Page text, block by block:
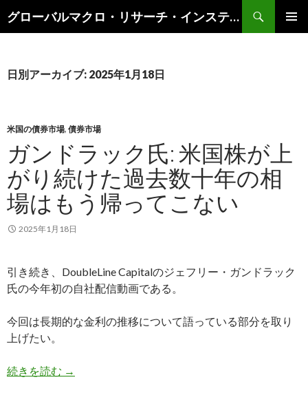
グローバルマクロ・リサーチ・インスティテュート
索
ン
キ
プ
日別アーカイブ: 2025年1月18日
米国の債券市場, 債券市場
ガンドラック氏: 米国株が上
がり続けた過去数十年の相
場はもう帰ってこない
2025年1月18日
引き続き、DoubleLine Capitalのジェフリー・ガンドラック
氏の今年初の自社配信動画である。
今回は長期的な金利の推移について語っている部分を取り
上げたい。
続きを読む ガンドラック氏: 米国株が上がり続けた過去数十
→